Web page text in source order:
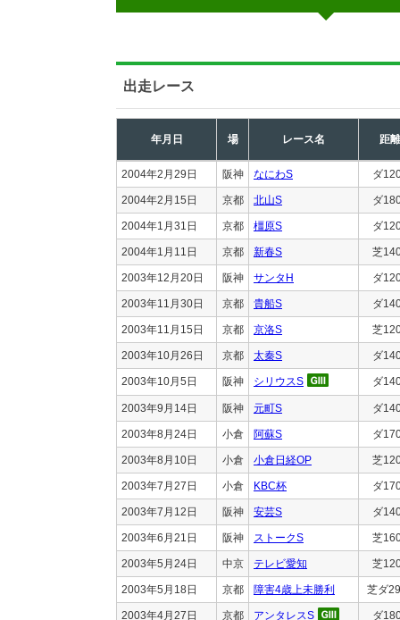
出走レース
年月日 場 レース名 距離
2004年2月29日 阪神 なにわS ダ
2004年2月15日 京都 北山S ダ
2004年1月31日 京都 橿原S ダ
2004年1月11日 京都 新春S 芝
2003年12月20日 阪神 サンタH ダ
2003年11月30日 京都 貴船S ダ
2003年11月15日 京都 京洛S 芝
2003年10月26日 京都 太秦S ダ
2003年10月5日 阪神 シリウスS ダ
2003年9月14日 阪神 元町S ダ
2003年8月24日 小倉 阿蘇S ダ
2003年8月10日 小倉 小倉日経OP 芝
2003年7月27日 小倉 KBC杯 ダ
2003年7月12日 阪神 安芸S ダ
2003年6月21日 阪神 ストークS 芝
2003年5月24日 中京 テレビ愛知 芝
2003年5月18日 京都 障害4歳上未勝利 芝ダ
2003年4月27日 京都 アンタレスS ダ